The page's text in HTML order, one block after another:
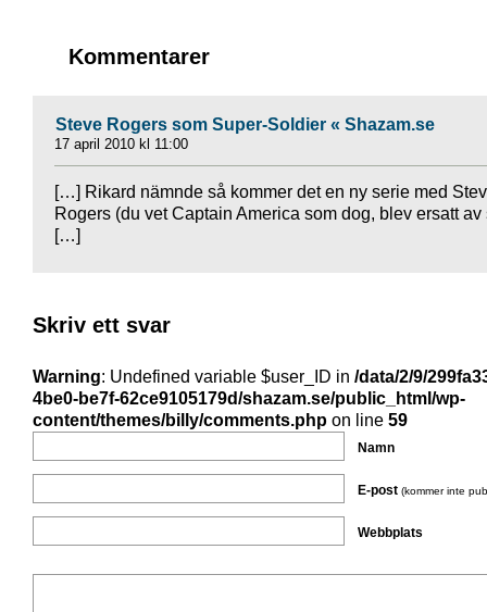
Kommentarer
Steve Rogers som Super-Soldier « Shazam.se
17 april 2010 kl 11:00
[…] Rikard nämnde så kommer det en ny serie med
Rogers (du vet Captain America som dog, blev ersatt av
[…]
Skriv ett svar
Warning: Undefined variable $user_ID in /data/2/9/
4be0-be7f-62ce9105179d/shazam.se/public_html/wp-
content/themes/billy/comments.php on line 59
Namn
E-post (kommer inte
Webbplats